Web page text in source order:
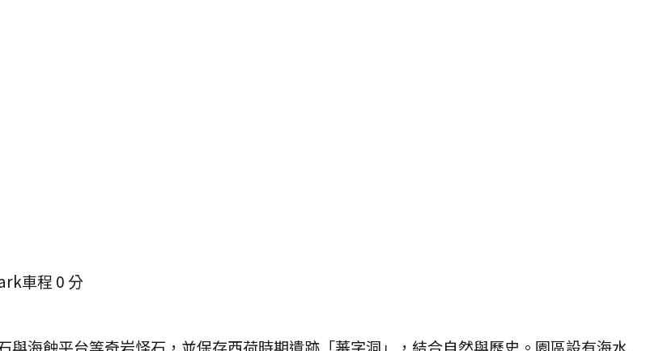
車程 0 分
海蝕平台等奇岩怪石，並保存西荷時期遺跡「蕃字洞」，結合自然與歷史。園區設有海水